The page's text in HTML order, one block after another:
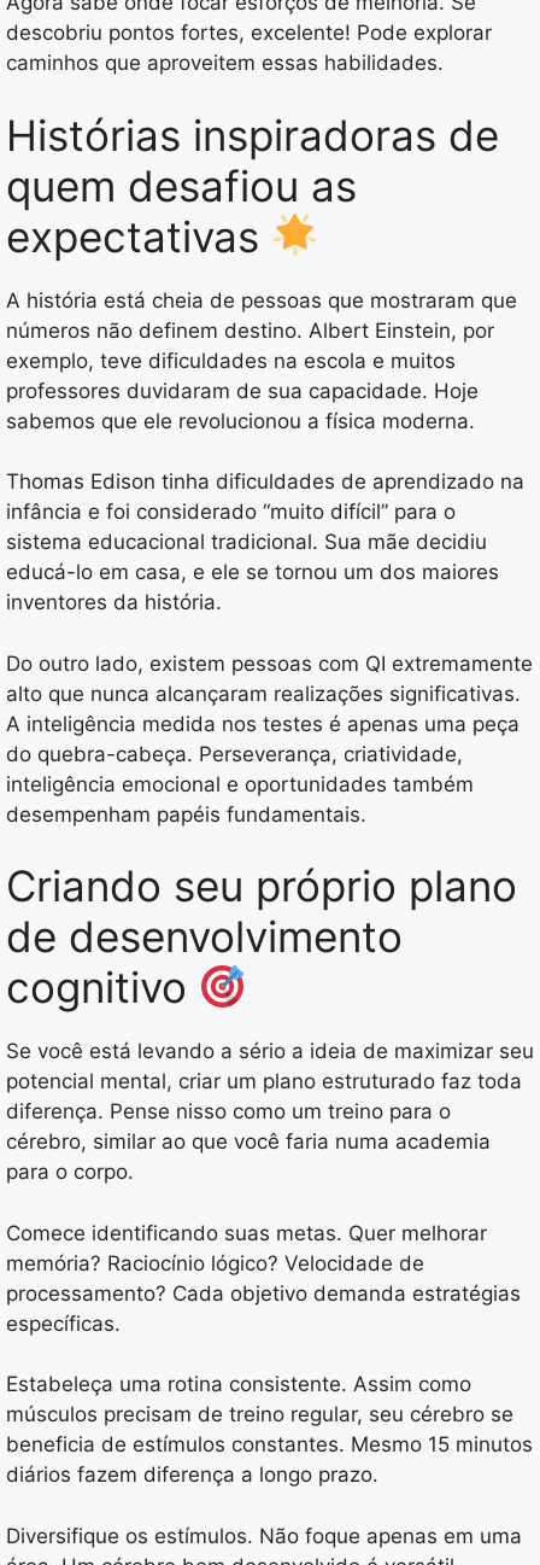
descobriu pontos fortes, excelente! Pode explorar
caminhos que aproveitem essas habilidades.
Histórias inspiradoras de
quem desafiou as
expectativas
A história está cheia de pessoas que mostraram que
números não definem destino. Albert Einstein, por
exemplo, teve dificuldades na escola e muitos
professores duvidaram de sua capacidade. Hoje
sabemos que ele revolucionou a física moderna.
Thomas Edison tinha dificuldades de aprendizado na
infância e foi considerado “muito difícil” para o
sistema educacional tradicional. Sua mãe decidiu
educá-lo em casa, e ele se tornou um dos maiores
inventores da história.
Do outro lado, existem pessoas com QI extremamente
alto que nunca alcançaram realizações significativas.
A inteligência medida nos testes é apenas uma peça
do quebra-cabeça. Perseverança, criatividade,
inteligência emocional e oportunidades também
desempenham papéis fundamentais.
Criando seu próprio plano
de desenvolvimento
cognitivo
Se você está levando a sério a ideia de maximizar seu
potencial mental, criar um plano estruturado faz toda
diferença. Pense nisso como um treino para o
cérebro, similar ao que você faria numa academia
para o corpo.
Comece identificando suas metas. Quer melhorar
memória? Raciocínio lógico? Velocidade de
processamento? Cada objetivo demanda estratégias
específicas.
Estabeleça uma rotina consistente. Assim como
músculos precisam de treino regular, seu cérebro se
beneficia de estímulos constantes. Mesmo 15 minutos
diários fazem diferença a longo prazo.
Diversifique os estímulos. Não foque apenas em uma